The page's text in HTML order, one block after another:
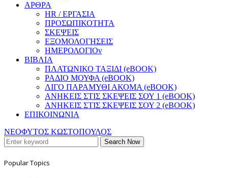
ΑΡΘΡΑ
HR / ΕΡΓΑΣΙΑ
ΠΡΟΣΩΠΙΚΟΤΗΤΑ
ΣΚΕΨΕΙΣ
ΕΞΟΜΟΛΟΓΗΣΕΙΣ
ΗΜΕΡΟΛΟΓΙΟν
ΒΙΒΛΙΑ
ΠΛΑΤΩΝΙΚΟ ΤΑΞΙΔΙ (eBOOK)
ΡΑΔΙΟ ΜΟΥΦΑ (eBOOK)
ΛΙΓΟ ΠΑΡΑΜΥΘΙ ΑΚΟΜΑ (eBOOK)
ΑΝΗΚΕΙΣ ΣΤΙΣ ΣΚΕΨΕΙΣ ΣΟΥ 1 (eBOOK)
ΑΝΗΚΕΙΣ ΣΤΙΣ ΣΚΕΨΕΙΣ ΣΟΥ 2 (eBOOK)
ΕΠΙΚΟΙΝΩΝΙΑ
ΝΕΟΦΥΤΟΣ ΚΩΣΤΟΠΟΥΛΟΣ
Search Now
Popular Topics